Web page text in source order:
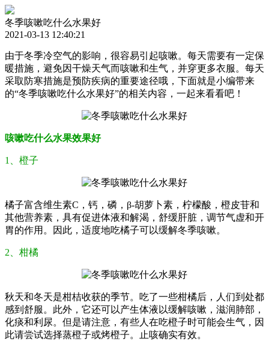
冬季咳嗽吃什么水果好
2021-03-13 12:40:21
由于冬季冷空气的影响，很容易引起咳嗽。每天需要有一定保
暖措施，避免因干燥天气而咳嗽和生气，并穿更多衣服。每天
采取防寒措施是预防疾病的重要途径哦，下面就是小编带来
的“冬季咳嗽吃什么水果好”的相关内容，一起来看看吧！
咳嗽吃什么水果效果好
1、橙子
橘子富含维生素C，钙，磷，β-胡萝卜素，柠檬酸，橙皮苷和
其他营养素，具有促进体液和解渴，舒缓肝脏，调节气虚和开
胃的作用。因此，适度地吃橘子可以缓解冬季咳嗽。
2、柑橘
秋天和冬天是柑桔收获的季节。吃了一些柑橘后，人们到处都
感到舒服。此外，它还可以产生体液以缓解咳嗽，滋润肺部，
化痰和利尿。但是请注意，有些人在吃橙子时可能会生气，因
此请尝试选择蒸橙子或烤橙子。止咳确实有效。